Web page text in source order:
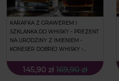
KARAFKA Z GRAWEREM I
SZKLANKA DO WHISKY - PREZENT
NA URODZINY Z IMIENIEM -
KONESER DOBREJ WHISKY -
145,90 zł 169,90 zł